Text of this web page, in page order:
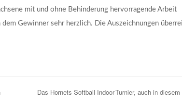
mit und ohne Behinderung hervorragende Arbeit
Gewinner sehr herzlich. Die Auszeichnungen
Das Hornets Softball-Indoor-Turnier, auch in